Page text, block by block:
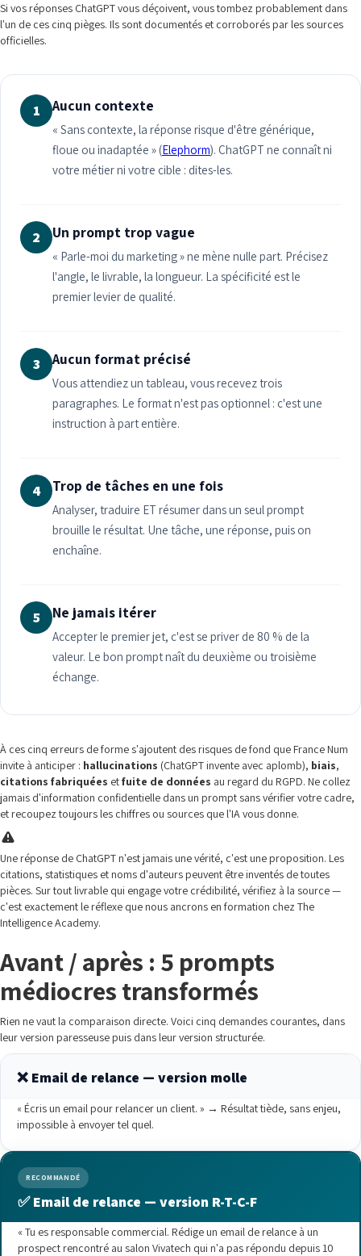
Si vos réponses ChatGPT vous déçoivent, vous tombez probablement dans
l'un de ces cinq pièges. Ils sont documentés et corroborés par les sources
officielles.
1 Aucun contexte
« Sans contexte, la réponse risque d'être générique,
floue ou inadaptée » (Elephorm). ChatGPT ne connaît ni
votre métier ni votre cible : dites-les.
2 Un prompt trop vague
« Parle-moi du marketing » ne mène nulle part. Précisez
l'angle, le livrable, la longueur. La spécificité est le
premier levier de qualité.
3 Aucun format précisé
Vous attendiez un tableau, vous recevez trois
paragraphes. Le format n'est pas optionnel : c'est une
instruction à part entière.
4 Trop de tâches en une fois
Analyser, traduire ET résumer dans un seul prompt
brouille le résultat. Une tâche, une réponse, puis on
enchaîne.
5 Ne jamais itérer
Accepter le premier jet, c'est se priver de 80 % de la
valeur. Le bon prompt naît du deuxième ou troisième
échange.
À ces cinq erreurs de forme s'ajoutent des risques de fond que France Num
invite à anticiper : hallucinations (ChatGPT invente avec aplomb), biais,
citations fabriquées etfuite de données au regard du RGPD. Ne collez
jamais d'information confidentielle dans un prompt sans vérifier votre cadre,
et recoupez toujours les chiffres ou sources que l'IA vous donne.
Une réponse de ChatGPT n'est jamais une vérité, c'est une proposition. Les
citations, statistiques et noms d'auteurs peuvent être inventés de toutes
pièces. Sur tout livrable qui engage votre crédibilité, vérifiez à la source —
c'est exactement le réflexe que nous ancrons en formation chez The
Intelligence Academy.
Avant / après : 5 prompts
médiocres transformés
Rien ne vaut la comparaison directe. Voici cinq demandes courantes, dans
leur version paresseuse puis dans leur version structurée.
❌ Email de relance — version molle
« Écris un email pour relancer un client. » → Résultat tiède, sans enjeu,
impossible à envoyer tel quel.
RECOMMANDÉ
✅ Email de relance — version R-T-C-F
« Tu es responsable commercial. Rédige un email de relance à un
prospect rencontré au salon Vivatech qui n'a pas répondu depuis 10